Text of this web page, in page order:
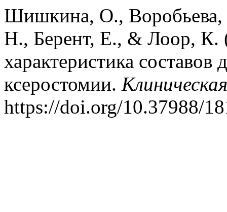
Шишкина, О.,
Н., Берент, Е., & Лоор, К.
характеристика
ксеростомии.
https://doi.org/10.37988/